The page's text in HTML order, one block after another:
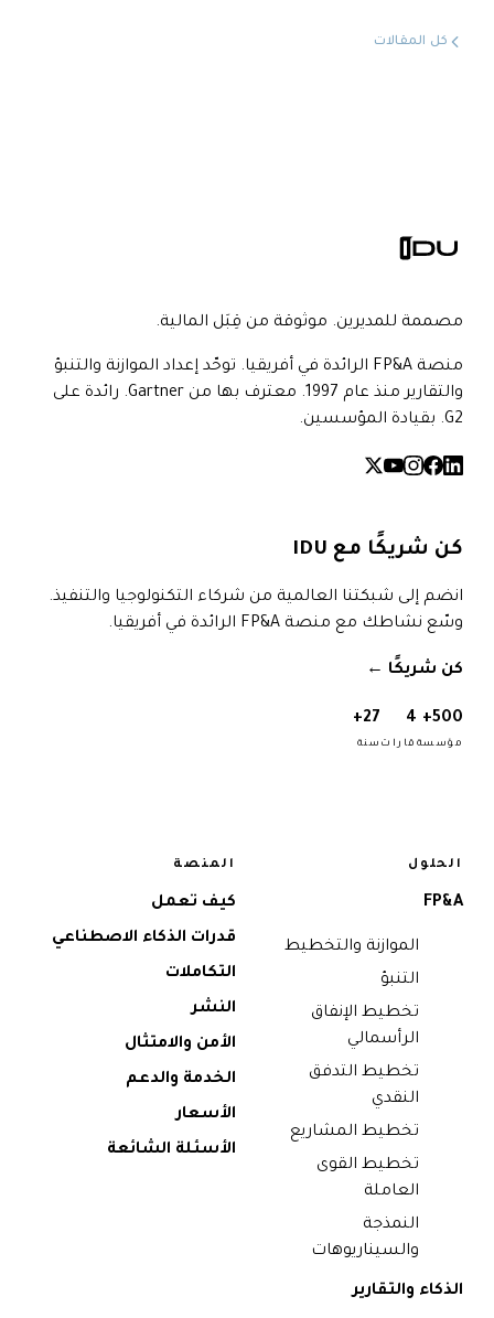
كل المقالات
مصممة للمديرين. موثوقة من قِبَل المالية.
منصة FP&A الرائدة في أفريقيا. توحّد إعداد الموازنة والتنبؤ
والتقارير منذ عام 1997. معترف بها من Gartner. رائدة على
G2. بقيادة المؤسسين.
كن شريكًا مع IDU
انضم إلى شبكتنا العالمية من شركاء التكنولوجيا والتنفيذ.
وسّع نشاطك مع منصة FP&A الرائدة في أفريقيا.
كن شريكًا →
500+
مؤسسة
4
قارات
27+
سنة
الحلول
FP&A
الموازنة والتخطيط
التنبؤ
تخطيط الإنفاق
الرأسمالي
تخطيط التدفق
النقدي
تخطيط المشاريع
تخطيط القوى
العاملة
النمذجة
والسيناريوهات
الذكاء والتقارير
المنصة
كيف تعمل
قدرات الذكاء الاصطناعي
التكاملات
النشر
الأمن والامتثال
الخدمة والدعم
الأسعار
الأسئلة الشائعة